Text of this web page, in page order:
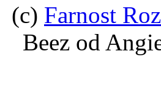
(c) Farnost
Beez od